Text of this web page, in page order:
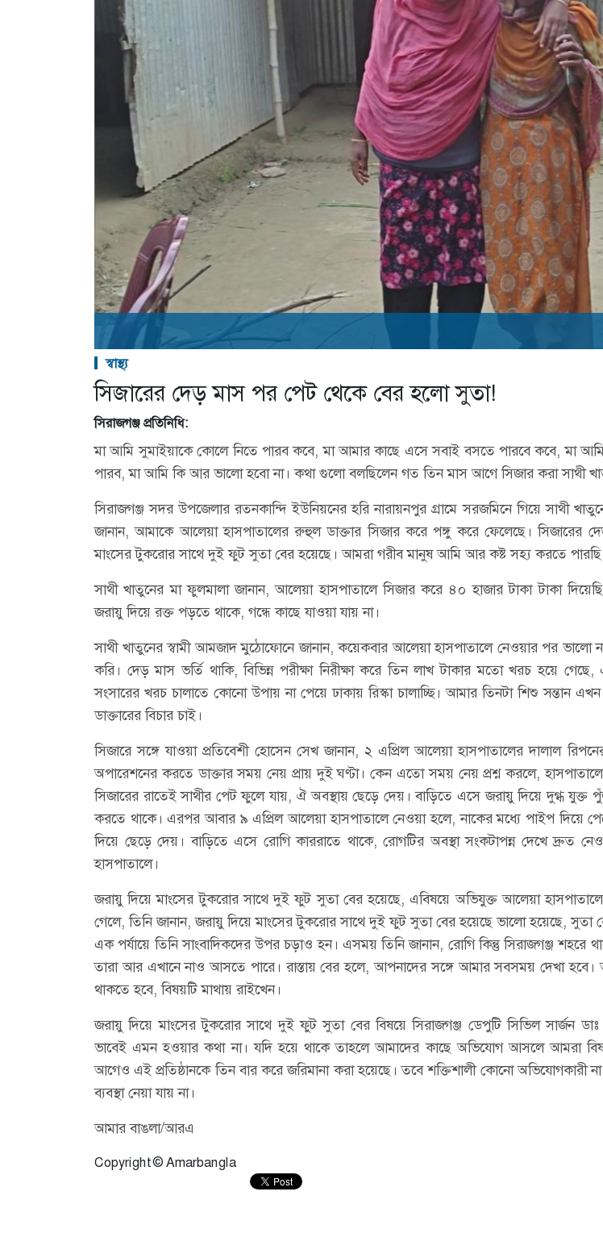
স্বাস্থ্য
সিজারের দেড় মাস পর পেট থেকে বের হলো সুতা!
সিরাজগঞ্জ প্রতিনিধি:
মা আমি সুমাইয়াকে কোলে নিতে পারব কবে, মা আমার কাছে এসে সবাই বসতে পারবে কবে, মা
পারব, মা আমি কি আর ভালো হবো না। কথা গুলো বলছিলেন গত তিন মাস আগে সিজার করা সাথী
সিরাজগঞ্জ সদর উপজেলার রতনকান্দি ইউনিয়নের হরি নারায়নপুর গ্রামে সরজমিনে গিয়ে সাথী
জানান, আমাকে আলেয়া হাসপাতালের রুহুল ডাক্তার সিজার করে পঙ্গু করে ফেলেছে। সিজারের
মাংসের টুকরোর সাথে দুই ফুট সুতা বের হয়েছে। আমরা গরীব মানুষ আমি আর কষ্ট সহ্য করতে পারছি
সাথী খাতুনের মা ফুলমালা জানান, আলেয়া হাসপাতালে সিজার করে ৪০ হাজার টাকা টাকা
জরায়ু দিয়ে রক্ত পড়তে থাকে, গন্ধে কাছে যাওয়া যায় না।
সাথী খাতুনের স্বামী আমজাদ মুঠোফোনে জানান, কয়েকবার আলেয়া হাসপাতালে নেওয়ার পর ভালো
করি। দেড় মাস ভর্তি থাকি, বিভিন্ন পরীক্ষা নিরীক্ষা করে তিন লাখ টাকার মতো খরচ হয়ে
সংসারের খরচ চালাতে কোনো উপায় না পেয়ে ঢাকায় রিস্কা চালাচ্ছি। আমার তিনটা শিশু সন্তান
ডাক্তারের বিচার চাই।
সিজারে সঙ্গে যাওয়া প্রতিবেশী হোসেন সেখ জানান, ২ এপ্রিল আলেয়া হাসপাতালের দালাল
অপারেশনের করতে ডাক্তার সময় নেয় প্রায় দুই ঘণ্টা। কেন এতো সময় নেয় প্রশ্ন করলে,
সিজারের রাতেই সাথীর পেট ফুলে যায়, ঐ অবস্থায় ছেড়ে দেয়। বাড়িতে এসে জরায়ু দিয়ে দুগ্ধ
করতে থাকে। এরপর আবার ৯ এপ্রিল আলেয়া হাসপাতালে নেওয়া হলে, নাকের মধ্যে পাইপ দিয়ে
দিয়ে ছেড়ে দেয়। বাড়িতে এসে রোগি কাররাতে থাকে, রোগটির অবস্থা সংকটাপন্ন দেখে দ্রুত
হাসপাতালে।
জরায়ু দিয়ে মাংসের টুকরোর সাথে দুই ফুট সুতা বের হয়েছে, এবিষয়ে অভিযুক্ত আলেয়া
গেলে, তিনি জানান, জরায়ু দিয়ে মাংসের টুকরোর সাথে দুই ফুট সুতা বের হয়েছে ভালো হয়েছে, সুতা
এক পর্যায়ে তিনি সাংবাদিকদের উপর চড়াও হন। এসময় তিনি জানান, রোগি কিন্তু সিরাজগঞ্জ শহরে
তারা আর এখানে নাও আসতে পারে। রাস্তায় বের হলে, আপনাদের সঙ্গে আমার সবসময় দেখা হবে।
থাকতে হবে, বিষয়টি মাথায় রাইখেন।
জরায়ু দিয়ে মাংসের টুকরোর সাথে দুই ফুট সুতা বের বিষয়ে সিরাজগঞ্জ ডেপুটি সিভিল সার্জন
ভাবেই এমন হওয়ার কথা না। যদি হয়ে থাকে তাহলে আমাদের কাছে অভিযোগ আসলে আমরা
আগেও এই প্রতিষ্ঠানকে তিন বার করে জরিমানা করা হয়েছে। তবে শক্তিশালী কোনো অভিযোগকারী না
ব্যবস্থা নেয়া যায় না।
আমার বাঙলা/আরএ
Copyright © Amarbangla